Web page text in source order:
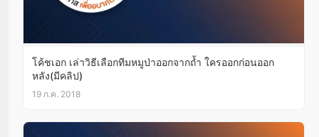
โค้ชเอก เล่าวิธีเลือกทีมหมูป่าออกจากถ้ำ ใครออกก่อนออก
หลัง(มีคลิป)
19 ก.ค. 2018